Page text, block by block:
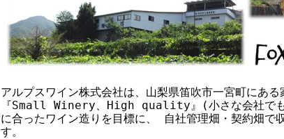
アルプスワイン株式会社は、山梨県笛吹市一宮町にある
『Small Winery、High quality』(小さな会社でも
に合ったワイン造りを目標に、 自社管理畑・契約畑で
す。